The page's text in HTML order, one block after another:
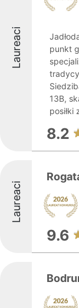
Laureaci
punkt
13B,
posiłki
8.2
Laureaci
9.6